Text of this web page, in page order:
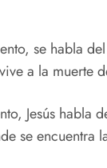
se habla del
a la muerte
Jesús habla
se encuentra